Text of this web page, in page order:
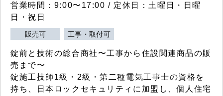
営業時間：9:00〜17:00 / 定休日：土曜日・日曜
日・祝日
販売可 工事・取付可
錠前と技術の総合商社〜工事から住設関連商品の販
売まで〜
錠施工技師1級・2級・第二種電気工事士の資格を
持ち、日本ロックセキュリティに加盟し、個人住宅